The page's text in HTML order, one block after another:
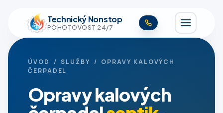
Technický Nonstop
POHOTOVOST 24/7
ÚVOD /SLUŽBY / OPRAVY KALOVÝCH
ČERPADEL
Opravy kalových